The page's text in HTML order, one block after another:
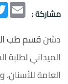
مشاركة : Email
دشنقسم طب
الميداني
العامة